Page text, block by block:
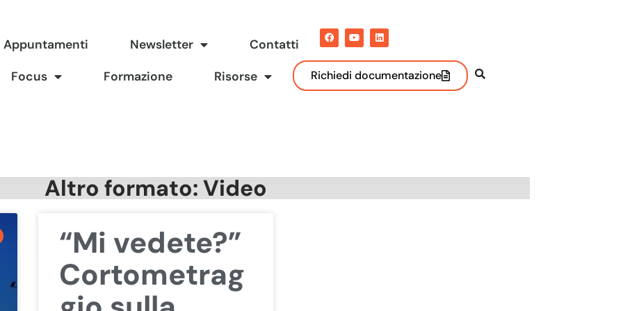
Appuntamenti Newsletter Contatti
Focus Formazione Risorse Richiedi documentazione
Altro formato: Video
“Mi vedete?”
Cortometrag